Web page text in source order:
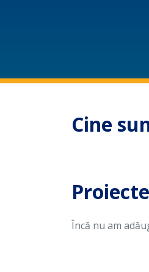
Cine
Încă nu am